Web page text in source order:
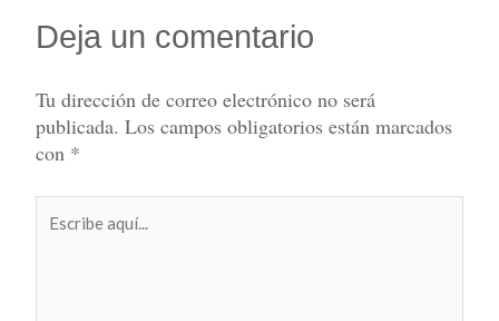
Deja un comentario
Tu dirección de correo electrónico no será
publicada. Los campos obligatorios están marcados
con *
aquí...